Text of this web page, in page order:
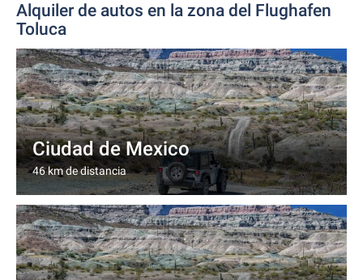
Alquiler de autos en la zona del Flughafen
Toluca
Ciudad de Mexico
46 km de distancia